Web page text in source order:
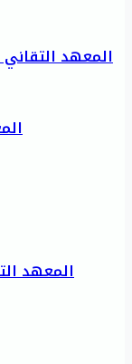
المعهد التقاني
المعهد